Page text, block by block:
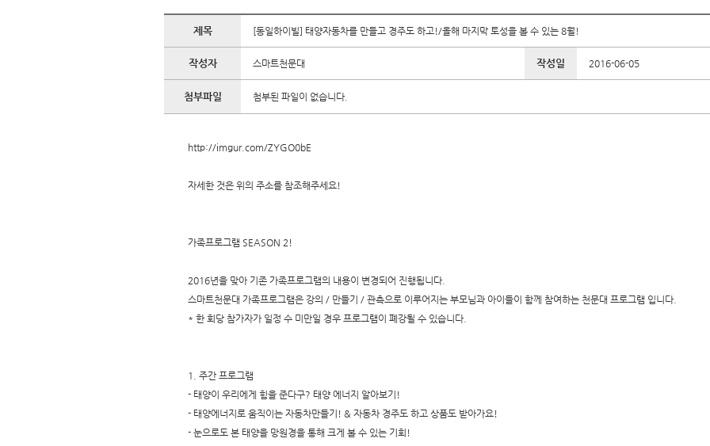
제목 [동일하이빌] 태양자동차를 만들고 경주도 하고!/올해 마지막 토성을 볼 수 있는 8월!
작성자 스마트천문대 작성일 2016-06-05
첨부파일 첨부된 파일이 없습니다.
http://imgur.com/ZYGO0bE
자세한 것은 위의 주소를 참조해주세요!
가족프로그램 SEASON 2!
2016년을 맞아 기존 가족프로그램의 내용이 변경되어 진행됩니다.
스마트천문대 가족프로그램은 강의 / 만들기 / 관측으로 이루어지는 부모님과 아이들이 함께 참여하는 천문대 프로그램 입니다.
* 한 회당 참가자가 일정 수 미만일 경우 프로그램이 폐강될 수 있습니다.
1. 주간 프로그램
- 태양이 우리에게 힘을 준다구? 태양 에너지 알아보기!
- 태양에너지로 움직이는 자동차만들기! & 자동차 경주도 하고 상품도 받아가요!
- 눈으로도 본 태양을 망원경을 통해 크게 볼 수 있는 기회!